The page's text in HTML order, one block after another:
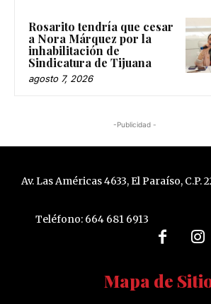
Rosarito tendría que cesar
a Nora Márquez por la
inhabilitación de
Sindicatura de Tijuana
agosto 7, 2026
-Publicidad -
Av. Las Américas 4633, El Paraíso, C.P.
Teléfono: 664 681 6913
Mapa de